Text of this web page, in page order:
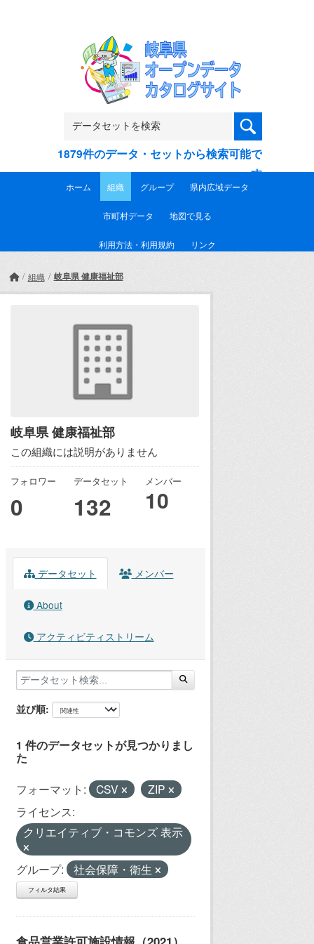
1879件のデータ・セットから検索可能で
す
ホーム 組織 グループ 県内広域データ
市町村データ 地図で見る
利用方法・利用規約 リンク
組織 岐阜県 健康福祉部
岐阜県 健康福祉部
この組織には説明がありません
フォロワー
0
データセット
132
メンバー
10
データセット メンバー
About
アクティビティストリーム
並び順
1 件のデータセットが見つかりまし
た
フォーマット: CSV
ZIP
ライセンス:
クリエイティブ・コモンズ 表示
グループ: 社会保障・衛生
フィルタ結果